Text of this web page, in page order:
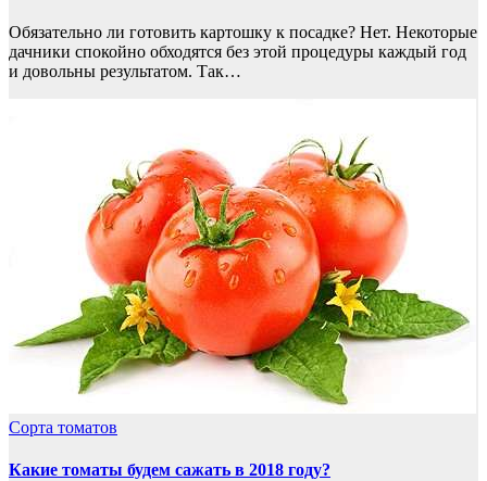
Обязательно ли готовить картошку к посадке? Нет. Некоторые
дачники спокойно обходятся без этой процедуры каждый год
и довольны результатом. Так…
Сорта томатов
Какие томаты будем сажать в 2018 году?